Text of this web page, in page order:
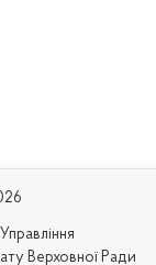
Верховної Ради